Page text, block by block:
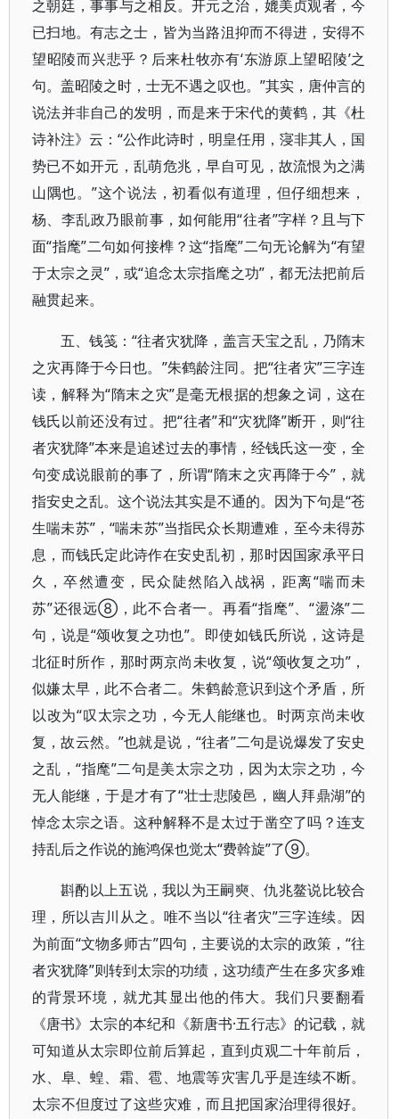
之朝廷，事事与之相反。开元之治，媲美贞观者，今
已扫地。有志之士，皆为当路沮抑而不得进，安得不
望昭陵而兴悲乎？后来杜牧亦有‘东游原上望昭陵’之
句。盖昭陵之时，士无不遇之叹也。”其实，唐仲言的
说法并非自己的发明，而是来于宋代的黄鹤，其《杜
诗补注》云：“公作此诗时，明皇任用，寖非其人，国
势已不如开元，乱萌危兆，早自可见，故流恨为之满
山隅也。”这个说法，初看似有道理，但仔细想来，
杨、李乱政乃眼前事，如何能用“往者”字样？且与下
面“指麾”二句如何接榫？这“指麾”二句无论解为“有望
于太宗之灵”，或“追念太宗指麾之功”，都无法把前后
融贯起来。
五、钱笺：“往者灾犹降，盖言天宝之乱，乃隋末
之灾再降于今日也。”朱鹤龄注同。把“往者灾”三字连
读，解释为“隋末之灾”是毫无根据的想象之词，这在
钱氏以前还没有过。把“往者”和“灾犹降”断开，则“往
者灾犹降”本来是追述过去的事情，经钱氏这一变，全
句变成说眼前的事了，所谓“隋末之灾再降于今”，就
指安史之乱。这个说法其实是不通的。因为下句是“苍
生喘未苏”，“喘未苏”当指民众长期遭难，至今未得苏
息，而钱氏定此诗作在安史乱初，那时因国家承平日
久，卒然遭变，民众陡然陷入战祸，距离“喘而未
苏”还很远⑧，此不合者一。再看“指麾”、“盪涤”二
句，说是“颂收复之功也”。即使如钱氏所说，这诗是
北征时所作，那时两京尚未收复，说“颂收复之功”，
似嫌太早，此不合者二。朱鹤龄意识到这个矛盾，所
以改为“叹太宗之功，今无人能继也。时两京尚未收
复，故云然。”也就是说，“往者”二句是说爆发了安史
之乱，“指麾”二句是美太宗之功，因为太宗之功，今
无人能继，于是才有了“壮士悲陵邑，幽人拜鼎湖”的
悼念太宗之语。这种解释不是太过于凿空了吗？连支
持乱后之作说的施鸿保也觉太“费斡旋”了⑨。
斟酌以上五说，我以为王嗣奭、仇兆鳌说比较合
理，所以吉川从之。唯不当以“往者灾”三字连续。因
为前面“文物多师古”四句，主要说的太宗的政策，“往
者灾犹降”则转到太宗的功绩，这功绩产生在多灾多难
的背景环境，就尤其显出他的伟大。我们只要翻看
《唐书》太宗的本纪和《新唐书·五行志》的记载，就
可知道从太宗即位前后算起，直到贞观二十年前后，
水、阜、蝗、霜、雹、地震等灾害几乎是连续不断。
太宗不但度过了这些灾难，而且把国家治理得很好。